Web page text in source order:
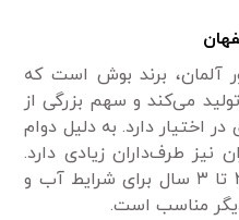
آلمان، برند بوش است که
باتری تولید می‌کند و سهم بزرگی از
در اختیار دارد. به دلیل دوام
نیز طرف‌داران زیادی دارد.
این برند با متوسط عمر مفید ۲ تا ۳ سال برای شرایط آب و
مناسب است.